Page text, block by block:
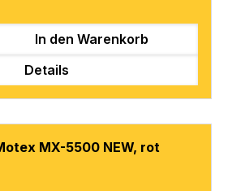
In den Warenkorb
Details